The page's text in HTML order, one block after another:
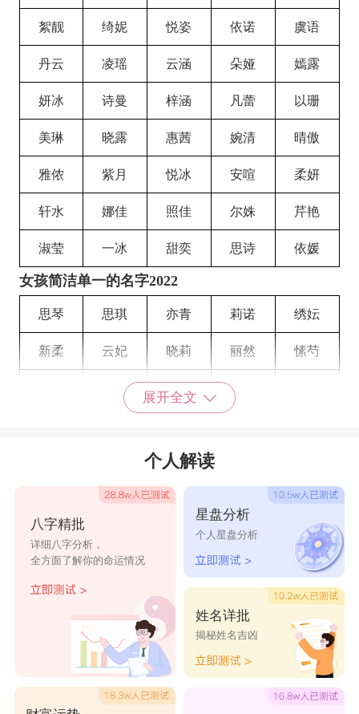
絮靓 绮妮 悦姿 依诺 虞语
丹云 凌瑶 云涵 朵娅 嫣露
妍冰 诗曼 梓涵 凡蕾 以珊
美琳 晓露 惠茜 婉清 晴傲
雅侬 紫月 悦冰 安喧 柔妍
轩水 娜佳 照佳 尔姝 芹艳
淑莹 一冰 甜奕 思诗 依媛
女孩简洁单一的名字2022
思琴 思琪 亦青 莉诺 绣妘
新柔 云妃 晓莉 丽然 愫芍
诗蕊 琳钰 贞君
甯佳
雅蕊 茹卓 文曼
初南 晴雪 雯丹
宛珊 奕云
昕雨 思洪
展开全文
个人解读
八字精批
详细八字分析，
全方面了解你的命运情况
星盘分析
个人星盘分析
姓名详批
揭秘姓名吉凶